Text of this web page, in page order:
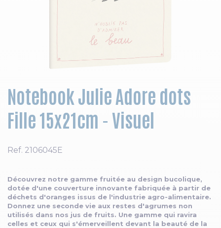
Notebook Julie Adore dots
Fille 15x21cm - Visuel
Ref. 2106045E
Découvrez notre gamme fruitée au design bucolique,
dotée d'une couverture innovante fabriquée à partir de
déchets d'oranges issus de l'industrie agro-alimentaire.
Donnez une seconde vie aux restes d'agrumes non
utilisés dans nos jus de fruits. Une gamme qui ravira
celles et ceux qui s'émerveillent devant la beauté de la